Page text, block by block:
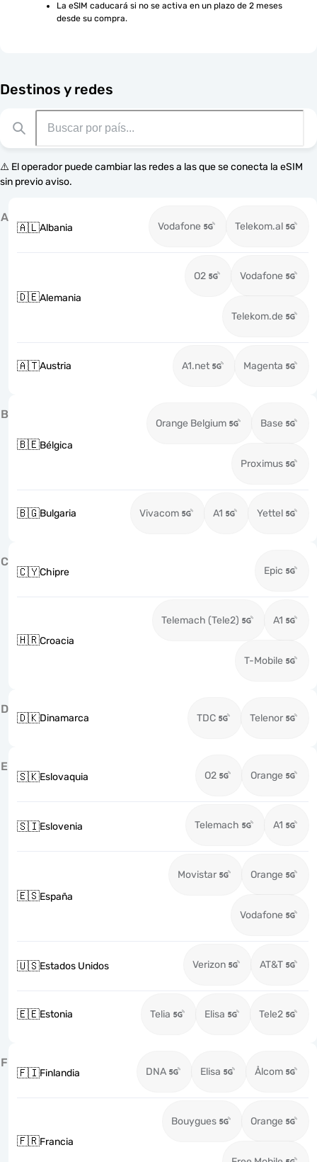
La eSIM caducará si no se activa en un plazo de 2 meses
desde su compra.
Destinos y redes
⚠️ El operador puede cambiar las redes a las que se conecta la eSIM
sin previo aviso.
A
🇦🇱Albania Vodafone Telekom.al
🇩🇪Alemania
O2 Vodafone
Telekom.de
🇦🇹Austria A1.net Magenta
B
🇧🇪Bélgica
Orange Belgium Base
Proximus
🇧🇬Bulgaria Vivacom A1 Yettel
C
🇨🇾Chipre Epic
🇭🇷Croacia
Telemach (Tele2) A1
T-Mobile
D
🇩🇰Dinamarca TDC Telenor
E
🇸🇰Eslovaquia O2 Orange
🇸🇮Eslovenia Telemach A1
🇪🇸España
Movistar Orange
Vodafone
🇺🇸Estados Unidos Verizon AT&T
🇪🇪Estonia Telia Elisa Tele2
F
🇫🇮Finlandia DNA Elisa Ålcom
🇫🇷Francia
Bouygues Orange